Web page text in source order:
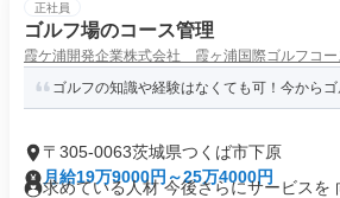
正社員
ゴルフ場のコース管理
霞ケ浦開発企業株式会社 霞ヶ浦国際ゴルフコー
ゴルフの知識や経験はなくても可！今から
〒305-0063茨城県つくば市下原
月給19万9000円～25万4000円
求めている人材 今後さらにサービスを